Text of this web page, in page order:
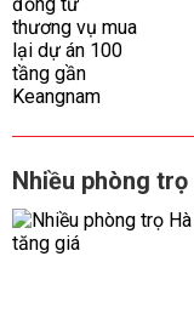
Nhiều phòng